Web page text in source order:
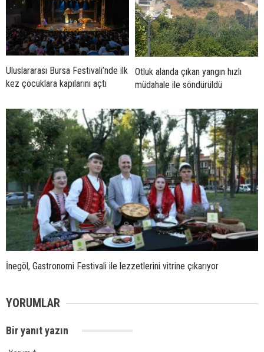
Uluslararası Bursa Festivali’nde ilk
kez çocuklara kapılarını açtı
Otluk alanda çıkan yangın hızlı
müdahale ile söndürüldü
İnegöl, Gastronomi Festivali ile lezzetlerini vitrine çıkarıyor
YORUMLAR
Bir yanıt yazın